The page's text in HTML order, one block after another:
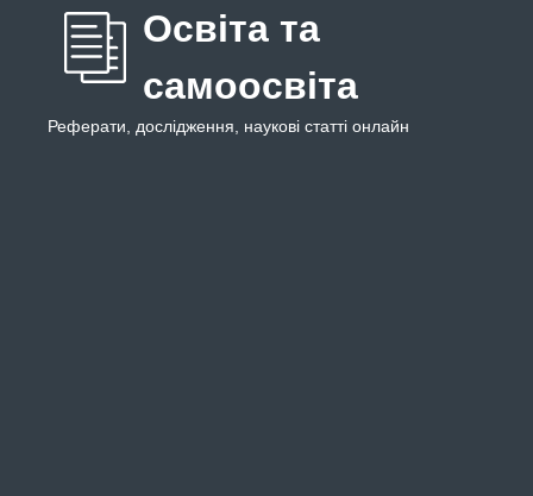
Освіта та
самоосвіта
Реферати, дослідження, наукові статті онлайн